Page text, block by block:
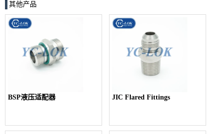
其他产品
BSP液压适配器 JIC Flared Fittings